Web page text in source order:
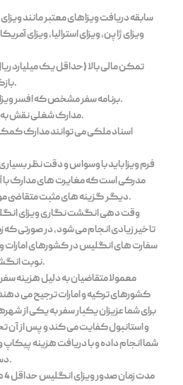
سابقه دریافت ویزاهای معتبر مانند
ویزای ژاپن، ویزای استرالیا، ویزای
تمکن مالی بالا (حداقل یک میلیارد
بازگشت شما به ایران است.
برنامه سفر مشخص که افسر ویزای سفارت را متقاعد کند.
مدارک شغلی نقش به سزایی در اخذ ویزا دارند.
اسناد ملکی می توانند مدارک
فرم ویزا باید با وسواس و دقت نظر
مدرکی است که مغایرت های مدارک با
دیگر گزینه های مثبت متقاضی موجب رد ویزا خواهد شد.
وقت دهی انگشت نگاری ویزای
تاخیر زیادی انجام می شود، در صورتی که
سفارت های انگلیس در کشورهای امارات
نوبت انگشت نگاری خواهند داد.
معمولا متقاضیان به دلیل هزینه
کشورهای ترکیه و امارات ترجیح می
برای شما عزیزان یکبار سفر به یکی از
و استانبول کفایت می کند و پس از آن
شما انجام داده و با دریافت هزینه پیکاپ
دست شما خواهیم رساند.